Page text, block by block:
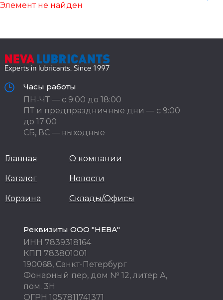
Элемент не найден
Часы работы
ПН-ЧТ — с 9:00 до 18:00
ПТ и предпраздничные дни — с 9:00
до 17:00
СБ, ВС — выходные
Главная
Каталог
Корзина
О компании
Новости
Склады/Офисы
Реквизиты ООО "НЕВА"
ИНН 7839318164
КПП 783801001
190068, Санкт-Петербург
Фонарный пер, дом № 12, литер А,
пом. 3Н
ОГРН 1057811741371